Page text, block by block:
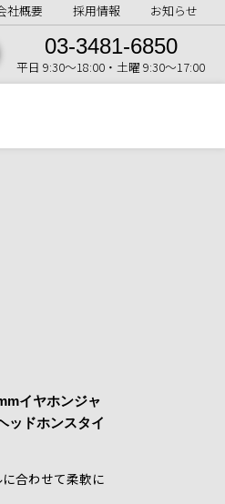
社概要 採用情報 お知らせ
03-3481-6850
平日 9:30〜18:00・土曜 9:30〜17:00
イヤホンジャ
ッドホンスタイ
合わせて柔軟に